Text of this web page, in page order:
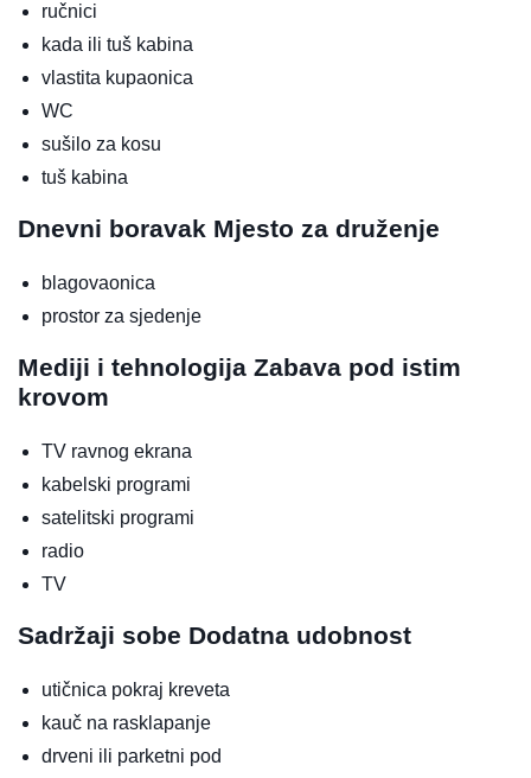
ručnici
kada ili tuš kabina
vlastita kupaonica
WC
sušilo za kosu
tuš kabina
Dnevni boravak Mjesto za druženje
blagovaonica
prostor za sjedenje
Mediji i tehnologija Zabava pod istim
krovom
TV ravnog ekrana
kabelski programi
satelitski programi
radio
TV
Sadržaji sobe Dodatna udobnost
utičnica pokraj kreveta
kauč na rasklapanje
drveni ili parketni pod